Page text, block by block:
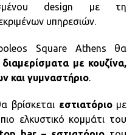
design με τη
υπηρεσιών.
Square Athens θα
με κουζίνα,
και γυμναστήριο.
βρίσκεται εστιατόριομε
ελκυστικό κομμάτι του